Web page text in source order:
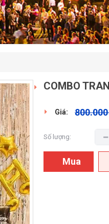
COMBO
Giá:
Số lượng:
Mua